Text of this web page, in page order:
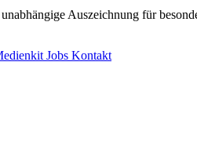
Auszeichnung für
Jobs Kontakt